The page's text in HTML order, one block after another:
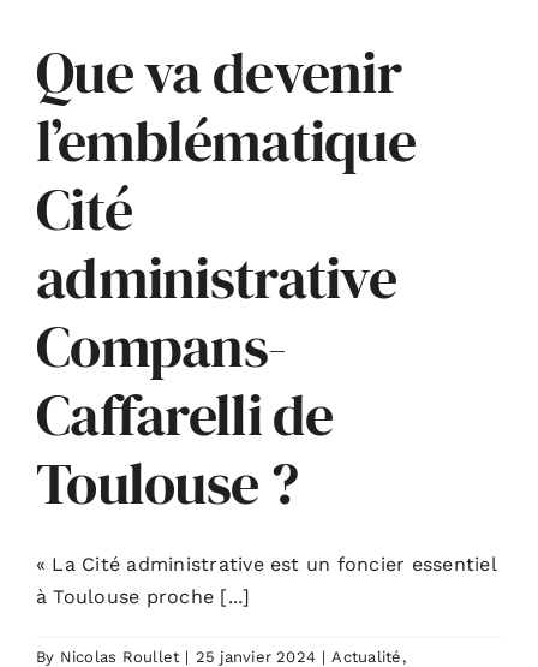
Que va devenir
l’emblématique
Cité
administrative
Compans-
Caffarelli de
Toulouse ?
« La Cité administrative est un foncier essentiel
à Toulouse proche [...]
By Nicolas Roullet | 25 janvier 2024 | Actualité ,
S’ABONNER
CONTACT